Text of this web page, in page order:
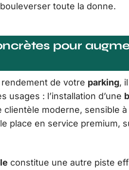
toute la donne.
pour
de votre parking,
usages : l’installation d’une
moderne, sensible
place en service premium,
constitue une autre piste